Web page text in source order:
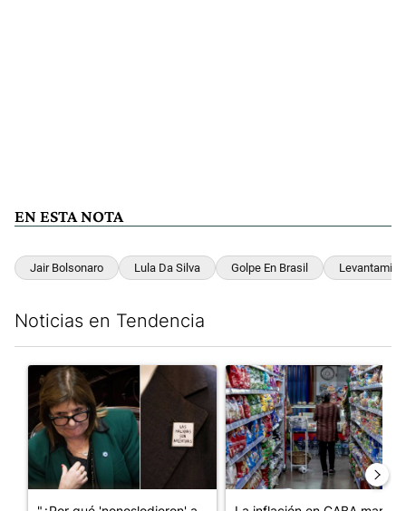
EN ESTA NOTA
Jair Bolsonaro Lula Da Silva Golpe En Brasil
Noticias en Tendencia
Un artículo de tendencia con el título ""¿Por quéUn artículo de tendencia con